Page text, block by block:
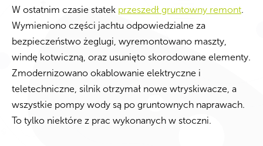
W ostatnim czasie statek przeszedł gruntowny remont.
Wymieniono części jachtu odpowiedzialne za
bezpieczeństwo żeglugi, wyremontowano maszty,
windę kotwiczną, oraz usunięto skorodowane elementy.
Zmodernizowano okablowanie elektryczne i
teletechniczne, silnik otrzymał nowe wtryskiwacze, a
wszystkie pompy wody są po gruntownych naprawach.
To tylko niektóre z prac wykonanych w stoczni.